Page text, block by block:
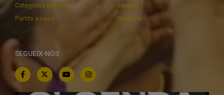
Categories inferiors
Partits a casa
Intranet
Contacte
SEGUEIX-NOS